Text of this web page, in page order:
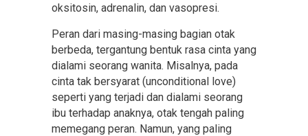
oksitosin, adrenalin, dan vasopresi.
Peran dari masing-masing bagian otak
berbeda, tergantung bentuk rasa cinta yang
dialami seorang wanita. Misalnya, pada
cinta tak bersyarat (unconditional love)
seperti yang terjadi dan dialami seorang
ibu terhadap anaknya, otak tengah paling
memegang peran. Namun, yang paling